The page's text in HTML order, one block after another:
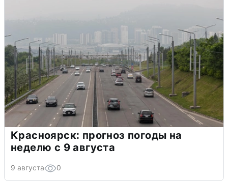
Красноярск: прогноз погоды на
неделю с 9 августа
9 августа 0